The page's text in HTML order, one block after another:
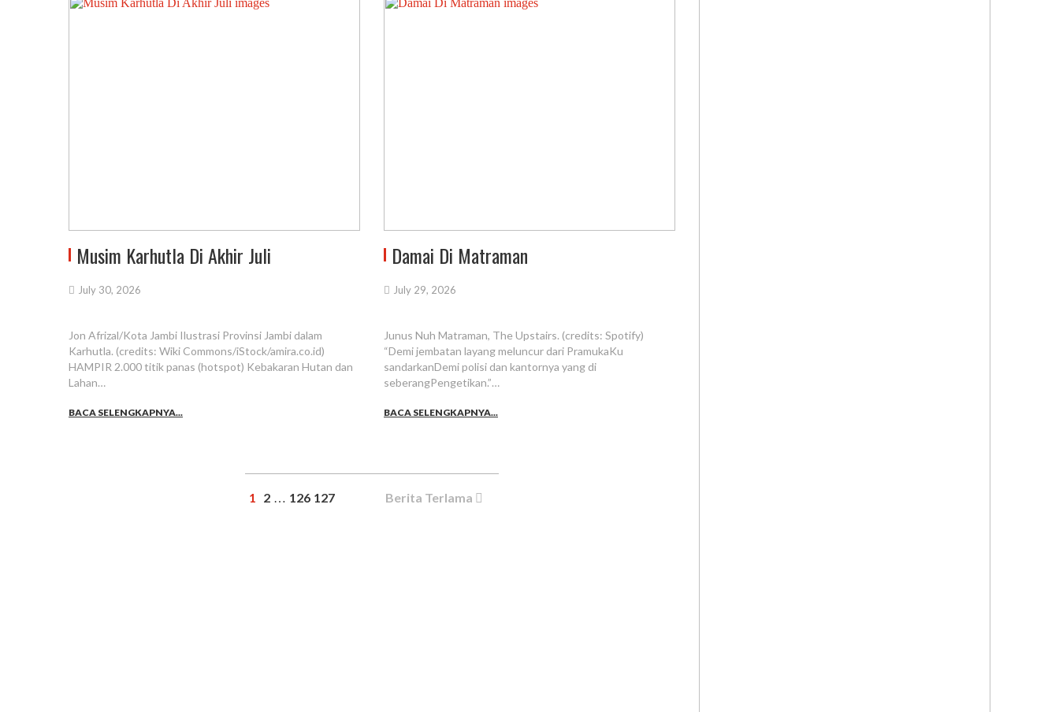
Musim Karhutla Di Akhir Juli
July 30, 2026
Jon Afrizal/Kota Jambi Ilustrasi Provinsi Jambi dalam
Karhutla. (credits: Wiki Commons/iStock/amira.co.id)
HAMPIR 2.000 titik panas (hotspot) Kebakaran Hutan dan
Lahan…
BACA SELENGKAPNYA...
Damai Di Matraman
July 29, 2026
Junus Nuh Matraman, The Upstairs. (credits: Spotify)
“Demi jembatan layang meluncur dari PramukaKu
sandarkanDemi polisi dan kantornya yang di
seberangPengetikan.”…
BACA SELENGKAPNYA...
1 2 … 126 127 Berita Terlama